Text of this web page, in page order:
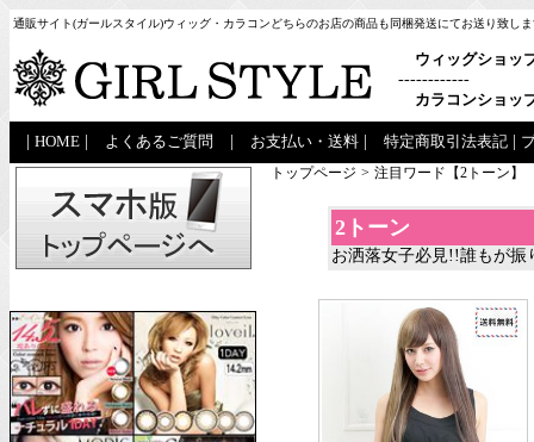
通販サイト(ガールスタイル)ウィッグ・カラコンどちらのお店の商品も同梱発送にてお送り致し
ウィッグショッ
------------
カラコンショッ
HOME よくあるご質問 お支払い・送料 特定商取引法表記
トップページ > 注目ワード【2トーン】
2トーン
お洒落女子必見!!誰もが振